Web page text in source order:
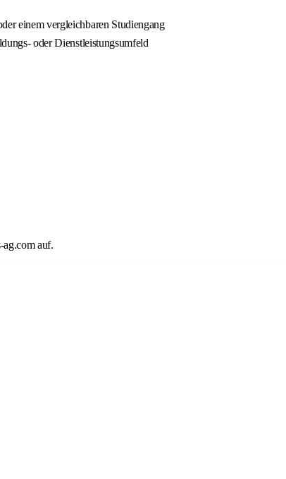
einem vergleichbaren Studiengang
oder Dienstleistungsumfeld
ag.com auf.